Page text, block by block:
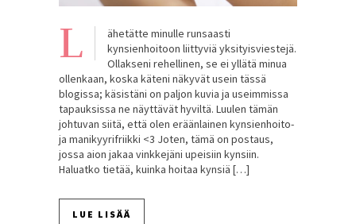
L
ähetätte minulle runsaasti
kynsienhoitoon liittyviä yksityisviestejä.
Ollakseni rehellinen, se ei yllätä minua
ollenkaan, koska käteni näkyvät usein tässä
blogissa; käsistäni on paljon kuvia ja useimmissa
tapauksissa ne näyttävät hyviltä. Luulen tämän
johtuvan siitä, että olen eräänlainen kynsienhoito-
ja manikyyrifriikki <3 Joten, tämä on postaus,
jossa aion jakaa vinkkejäni upeisiin kynsiin.
Haluatko tietää, kuinka hoitaa kynsiä […]
LUE LISÄÄ